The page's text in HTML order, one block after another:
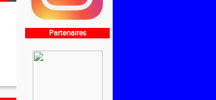
Partenaires